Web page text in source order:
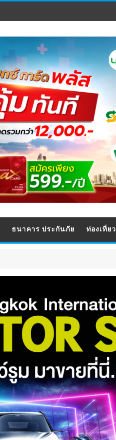
ธนาคาร ประกันภัย ท่องเที่ยว